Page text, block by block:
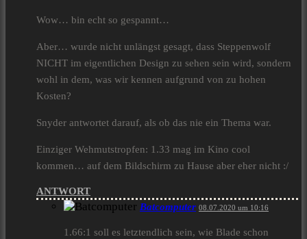
Wow… bin echt so gespannt…
Aber… wurde nicht unlängst gesagt, dass Steppenwolf
NICHT im eigentlichen Design zu sehen sein wird, sondern
wohl in dem, was wir kennen aufgrund von zu hohen
Kosten?
Snyder antwortet darauf, als ob das nie ein Thema war.
Einziger Wehmutstropfen: 1.33 mag im Kino cool
kommen… auf dem Bildschirm zu Hause aber eher nicht :/
ANTWORT
Batcomputer 08.07.2020 um 10:16
1.66:1 soll es letztendlich sein, wie Blade schon